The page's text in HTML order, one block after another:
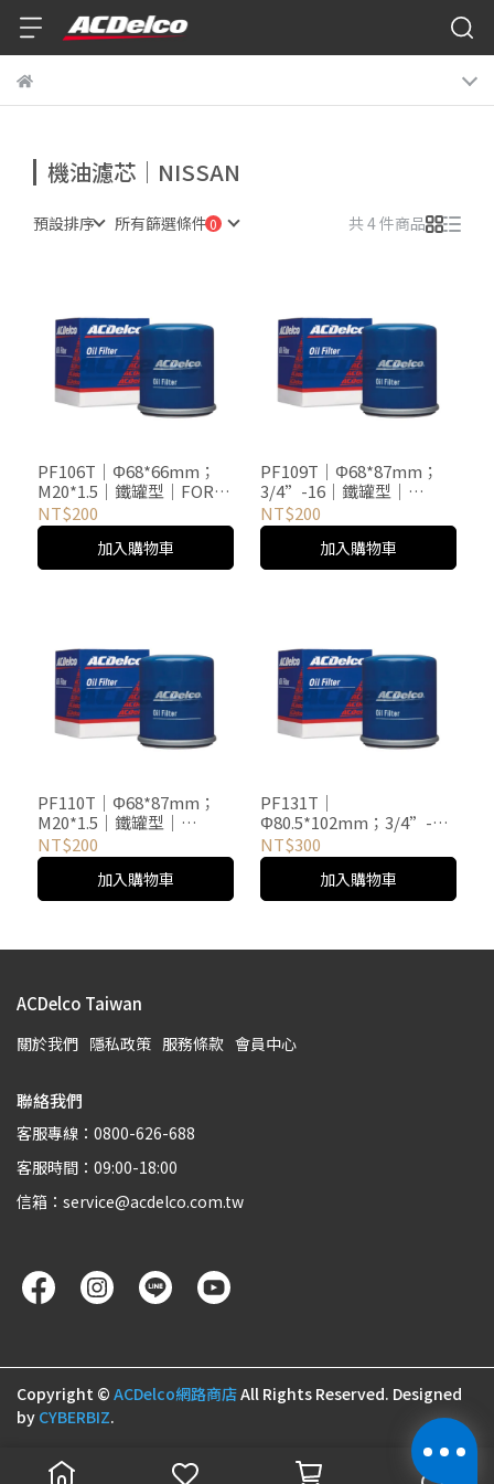
機油濾芯｜NISSAN
預設排序 所有篩選條件 共 4 件商品
PF106T｜Φ68*66mm；
M20*1.5｜鐵罐型｜FORD
/ HYUNDAI / MAZDA /
MITSUBISHI / NISSAN /
SUBARU / 車系｜
89063378
NT$200
加入購物車
PF109T｜Φ68*87mm；
3/4”-16｜鐵罐型｜
NISSAN車系｜89063382
NT$200
加入購物車
PF110T｜Φ68*87mm；
M20*1.5｜鐵罐型｜
INFINITI / NISSAN車系｜
89063383
NT$200
加入購物車
PF131T｜
Φ80.5*102mm；3/4”-16
｜鐵罐型｜NISSAN車系｜
89063385
NT$300
加入購物車
ACDelco Taiwan
關於我們 隱私政策 服務條款 會員中心
聯絡我們
客服專線：0800-626-688
客服時間：09:00-18:00
信箱：service@acdelco.com.tw
Copyright © ACDelco網路商店All Rights Reserved. Designed
by CYBERBIZ.